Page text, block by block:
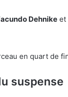
Dehnike et
en quart de
suspense